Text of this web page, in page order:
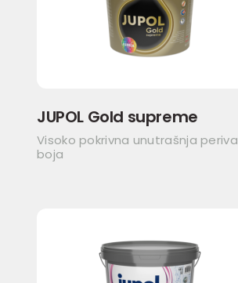
JUPOL Gold supreme
Visoko pokrivna unutrašnja periva
boja